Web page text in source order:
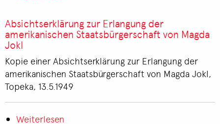
in
die
von
Robert
Hans
Absichtserklärung zur Erlangung der
amerikanischen Staatsbürgerschaft von Magda
Jokl
Kopie einer Absichtserklärung zur Erlangung der
amerikanischen Staatsbürgerschaft von Magda Jokl,
Topeka, 13.5.1949
Weiterlesen